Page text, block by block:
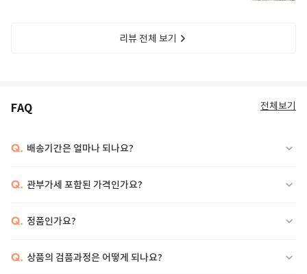
리뷰 전체 보기
FAQ 전체보기
Q. 배송기간은 얼마나 되나요?
Q. 관부가세 포함된 가격인가요?
Q. 정품인가요?
Q. 상품의 검품과정은 어떻게 되나요?